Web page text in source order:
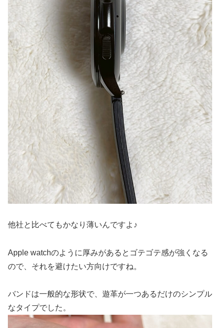
他社と比べてもかなり薄いんですよ♪
Apple watchのように厚みがあるとゴテゴテ感が強くなる
ので、それを避けたい方向けですね。
バンドは一般的な形状で、遊革が一つあるだけのシンプル
なタイプでした。